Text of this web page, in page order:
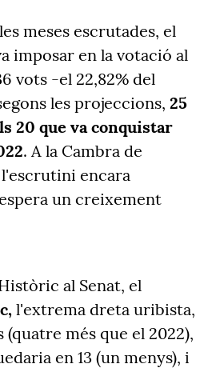
meses escrutades, el
imposar en la votació al
vots -el 22,82% del
les projeccions, 25
20 que va conquistar
. A la Cambra de
encara
un creixement
al Senat, el
l'extrema dreta uribista,
(quatre més que el 2022),
en 13 (un menys), i